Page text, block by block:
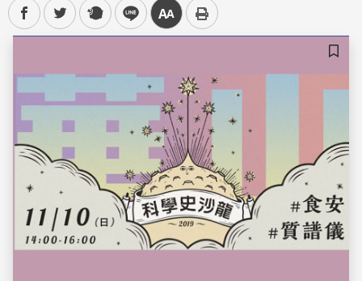
facebooktwitter plurk line 中
儲存